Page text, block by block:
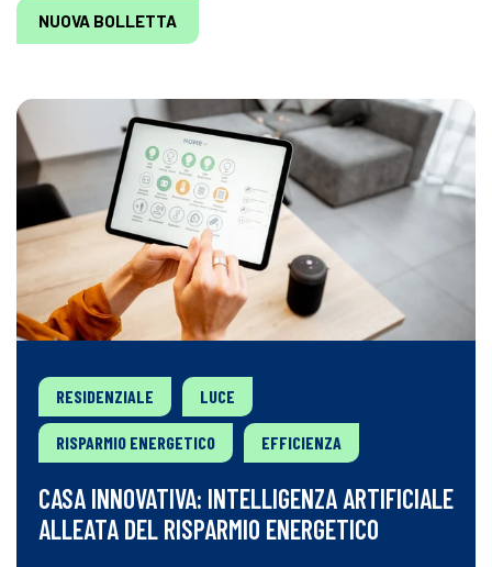
NUOVA BOLLETTA
RESIDENZIALE LUCE
RISPARMIO ENERGETICO EFFICIENZA
CASA INNOVATIVA: INTELLIGENZA ARTIFICIALE
ALLEATA DEL RISPARMIO ENERGETICO